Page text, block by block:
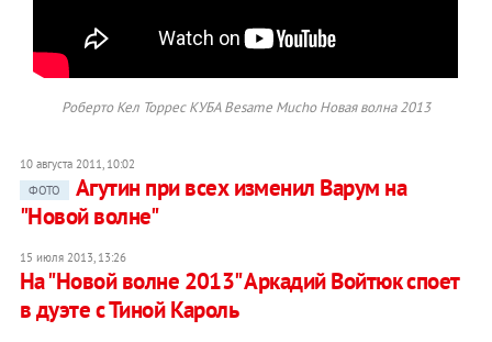
Роберто Кел Торрес КУБА Besame Mucho Новая волна 2013
10 августа 2011, 10:02
ФОТО
Агутин при всех изменил Варум на
"Новой волне"
15 июля 2013, 13:26
На "Новой волне 2013" Аркадий Войтюк споет
в дуэте с Тиной Кароль